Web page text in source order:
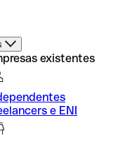
existentes
e ENI